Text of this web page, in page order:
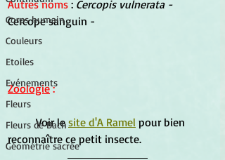
Corps humain
Couleurs
Etoiles
Evénements
Fleurs
Fleurs de Bach
Géométrie sacrée
Autres noms : Cercopis vulnerata -
Cercope sanguin -
Zoologie :
Voir le site d'A Ramel pour bien
reconnaître ce petit insecte.